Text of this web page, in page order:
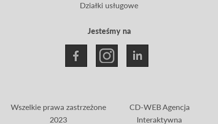
Jesteśmy na
Działki usługowe
Wszelkie prawa zastrzeżone
2023
CD-WEB Agencja
Interaktywna